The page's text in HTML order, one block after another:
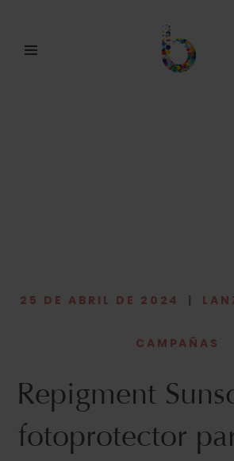
25 DE ABRIL DE 2024 |
CAMPAÑAS
Repigment
fotoprotector